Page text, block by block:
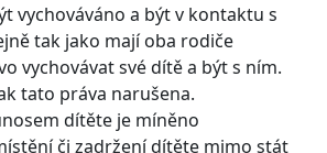
vychováváno a být v kontaktu s
tak jako mají oba rodiče
vychovávat své dítě a být s ním.
tato práva narušena.
dítěte je míněno
či zadržení dítěte mimo stát